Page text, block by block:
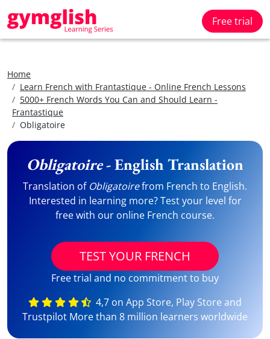
Free trial
Home
Learn French with Frantastique - Online French Lessons
5000+ French Words You Can and Should Learn -
Frantastique
Obligatoire
Obligatoire- English Translation
Translation of Obligatoirefrom French to English.
Interested in learning more? Test your level for
free with our online French course.
TEST YOUR FRENCH
Free trial and no commitment to buy
4,7 on App Store, Play Store and
Trustpilot More than 8 million learners worldwide